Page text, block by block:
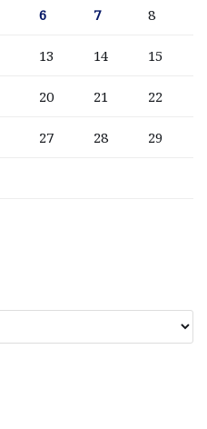
6 7 8
13 14 15
20 21 22
27 28 29